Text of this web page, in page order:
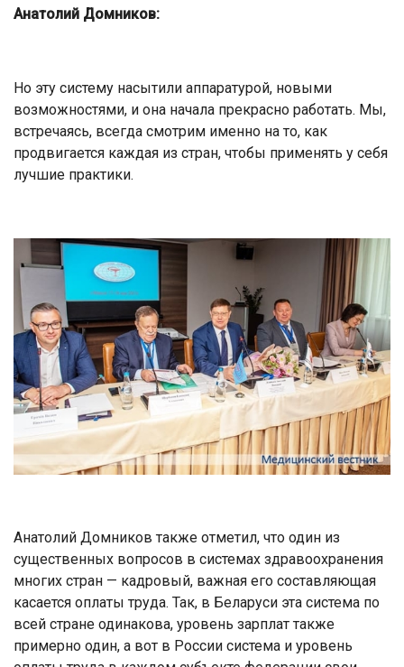
Анатолий Домников:
Но эту систему насытили аппаратурой, новыми
возможностями, и она начала прекрасно работать. Мы,
встречаясь, всегда смотрим именно на то, как
продвигается каждая из стран, чтобы применять у себя
лучшие практики.
Анатолий Домников также отметил, что один из
существенных вопросов в системах здравоохранения
многих стран — кадровый, важная его составляющая
касается оплаты труда. Так, в Беларуси эта система по
всей стране одинакова, уровень зарплат также
примерно один, а вот в России система и уровень